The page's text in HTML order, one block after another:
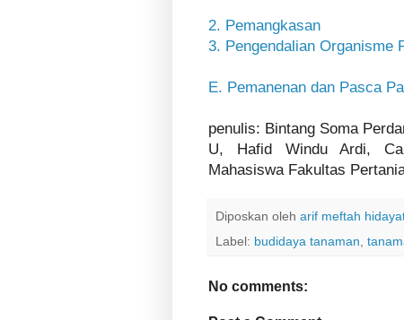
2. Pemangkasan
3. Pengendalian Organisme
E. Pemanenan dan Pasca
penulis: Bintang Soma
U, Hafid Windu Ardi,
Mahasiswa Fakultas
Diposkan oleh arif meftah
Label: budidaya tanaman
No comments: